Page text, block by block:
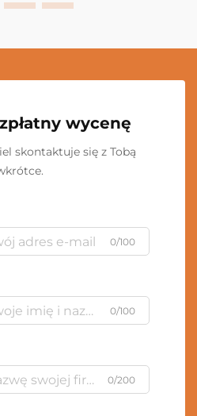
wycenę
skontaktuje się z Tobą
0/100
0/100
0/200